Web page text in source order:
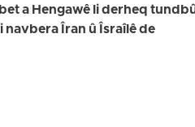
a Hengawê li derheq
navbera Îran û Îsraîlê de